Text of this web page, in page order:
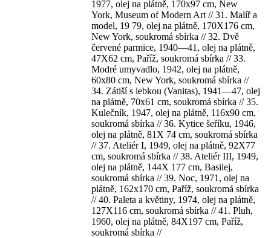
1977, olej na plátně, 170x97 cm, New
York, Museum of Modern Art // 31. Malíř a
model, 19 79, olej na plátně, 170X176 cm,
New York, soukromá sbírka // 32. Dvě
červené parmice, 1940—41, olej na plátně,
47X62 cm, Paříž, soukromá sbírka // 33.
Modré umyvadlo, 1942, olej na plátně,
60x80 cm, New York, soukromá sbírka //
34. Zátiší s lebkou (Vanitas), 1941—47, olej
na plátně, 70x61 cm, soukromá sbírka // 35.
Kulečník, 1947, olej na plátně, 116x90 cm,
soukromá sbírka // 36. Kytice šeříku, 1946,
olej na plátně, 81X 74 cm, soukromá sbírka
// 37. Ateliér I, 1949, olej na plátně, 92X77
cm, soukromá sbírka // 38. Ateliér III, 1949,
olej na plátně, 144X 177 cm, Basilej,
soukromá sbírka // 39. Noc, 1971, olej na
plátně, 162x170 cm, Paříž, soukromá sbírka
// 40. Paleta a květiny, 1974, olej na plátně,
127X116 cm, soukromá sbírka // 41. Pluh,
1960, olej na plátně, 84X197 cm, Paříž,
soukromá sbírka //